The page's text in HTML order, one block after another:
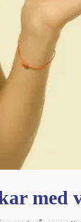
med